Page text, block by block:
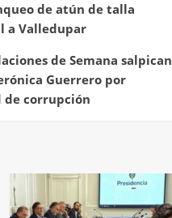
de atún de talla
a Valledupar
de Semana salpican
Guerrero por
de corrupción